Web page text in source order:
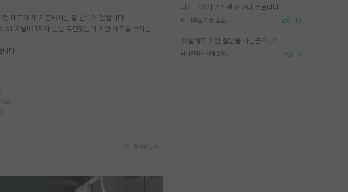
내가 그렇게 말할땐 신고나 누르더니
AI 학회들 거품 슬슬 지적이 나오네요 10
32살에도 이런 질문을 하는군요...?
박사진학하기에 2억은 괜찮은 (?) 정도의 경제력인가요 11
태도가 제 기준에서는 잘 납득이 안됩니다.
q1 저널에 1저자 논문 두편있는데 이런 태도를 보이는
니다.